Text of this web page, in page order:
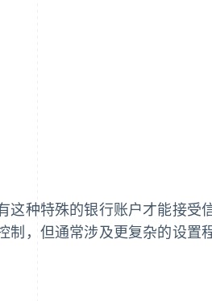
这种特殊的银行账户才能接受
制，但通常涉及更复杂的设置